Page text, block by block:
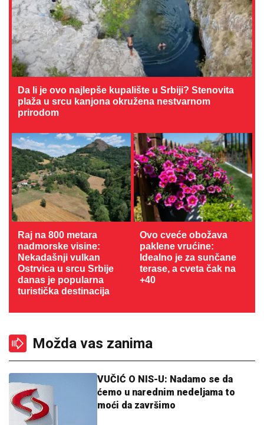
Da li je ovo najlepše kupalište u Srbiji? Stenovita
plaža u srcu kanjona okružena nestvarnom
prirodom
Raj na 800 metara
nadmorske visine:
Nekadašnji vulkan
Ostrvica u srcu Srbije
danas je popularna
turistička destinacija
Ovo cveće obožava
paklene vrućine:
Idealno je za sunčane
terase, a cveta čak na
+40
Možda vas zanima
VUČIĆ O NIS-U: Nadamo se da
ćemo u narednim nedeljama to
moći da završimo